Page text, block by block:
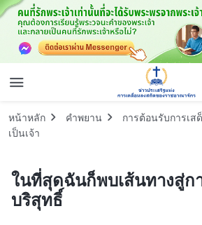
หน้าหลัก คำพยาน
การต้อนรับการเส
เป็นเจ้า
ในที่สุดฉันก็พบเส้นทางสู่ก
บริสุทธิ์